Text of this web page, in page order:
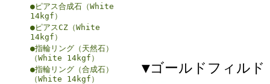
●ピアス合成石（White
14kgf）
●ピアスCZ（White
14kgf）
●指輪リング（天然石）
（White 14kgf）
●指輪リング（合成石）
（White 14kgf）
▼ゴールドフィル